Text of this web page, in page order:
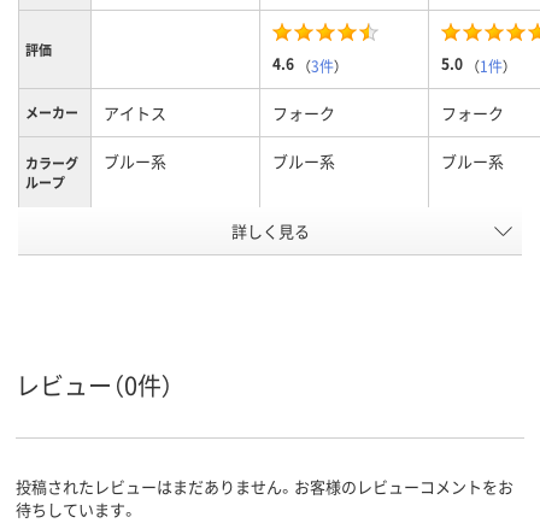
評価
4.6 （3件） 5.0 （1件）
メーカー アイトス フォーク フォーク
カラーグ
ループ
ブルー系 ブルー系 ブルー系
L
詳しく見る
レビュー（0件）
投稿されたレビューはまだありません。お客様のレビューコメントをお
待ちしています。